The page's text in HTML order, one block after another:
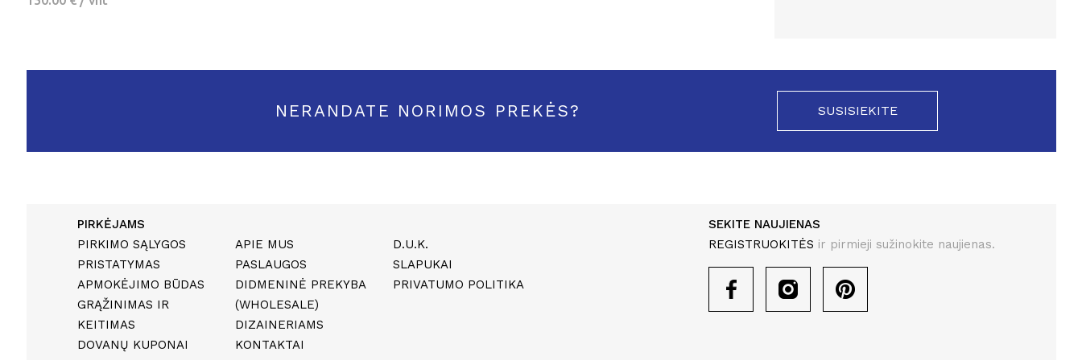
NERANDATE NORIMOS PREKĖS? SUSISIEKITE
PIRKIMO SĄLYGOS
PRISTATYMAS
APMOKĖJIMO BŪDAS
GRĄŽINIMAS IR
KEITIMAS
DOVANŲ KUPONAI
PASLAUGOS
DIDMENINĖ PREKYBA
(WHOLESALE)
DIZAINERIAMS
KONTAKTAI
SLAPUKAI
PRIVATUMO POLITIKA
REGISTRUOKITĖSir pirmieji sužinokite naujienas.